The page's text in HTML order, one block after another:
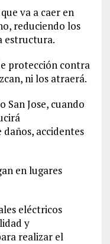
va a caer en
reduciendo los
estructura.
protección contra
ni los atraerá.
San Jose, cuando
accidentes
en lugares
eléctricos
y
realizar el